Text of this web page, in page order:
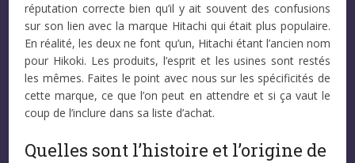
réputation correcte bien qu’il y ait souvent des confusions
sur son lien avec la marque Hitachi qui était plus populaire.
En réalité, les deux ne font qu’un, Hitachi étant l’ancien nom
pour Hikoki. Les produits, l’esprit et les usines sont restés
les mêmes. Faites le point avec nous sur les spécificités de
cette marque, ce que l’on peut en attendre et si ça vaut le
coup de l’inclure dans sa liste d’achat.
Quelles sont l’histoire et l’origine de